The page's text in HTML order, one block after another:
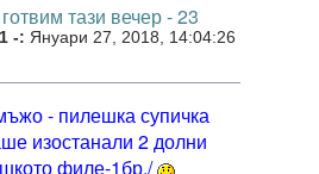
тази вечер - 23
-: Януари 27, 2018, 14:04:26
- пилешка супичка
изостанали 2 долни
филе-1бр./